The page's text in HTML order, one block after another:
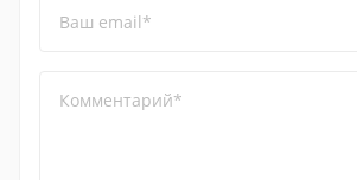
Ваш email*
Комментарий*